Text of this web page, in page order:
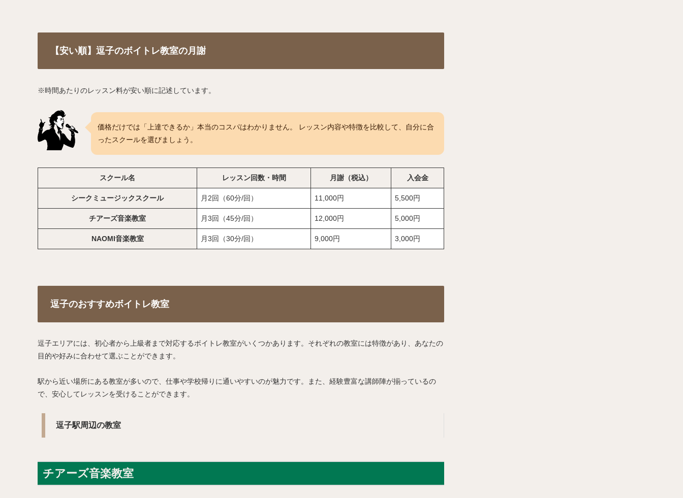
【安い順】逗子のボイトレ教室の月謝
※時間あたりのレッスン料が安い順に記述しています。
価格だけでは「上達できるか」本当のコスパはわかりません。 レッスン内容や特徴を比較して、自分に合
ったスクールを選びましょう。
スクール名 レッスン回数・時間 月謝（税込） 入会金
シークミュージックスクール 月2回（60分/回） 11,000円 5,500円
チアーズ音楽教室 月3回（45分/回） 12,000円 5,000円
NAOMI音楽教室 月3回（30分/回） 9,000円 3,000円
逗子のおすすめボイトレ教室
逗子エリアには、初心者から上級者まで対応するボイトレ教室がいくつかあります。それぞれの教室には特徴があり、あなたの
目的や好みに合わせて選ぶことができます。
駅から近い場所にある教室が多いので、仕事や学校帰りに通いやすいのが魅力です。また、経験豊富な講師陣が揃っているの
で、安心してレッスンを受けることができます。
逗子駅周辺の教室
チアーズ音楽教室